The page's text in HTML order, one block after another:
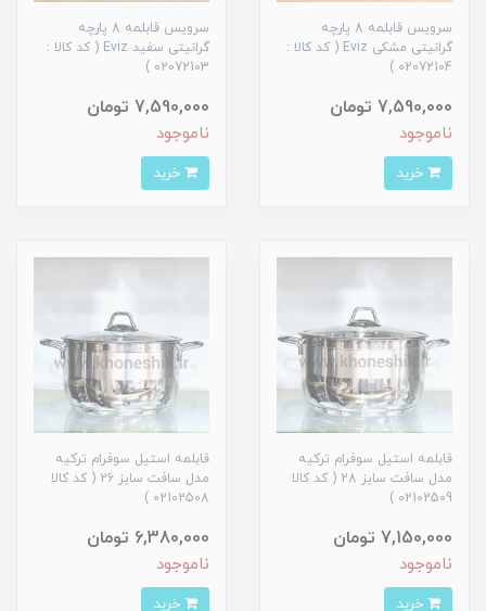
سرویس قابلمه 8 پارچه
گرانیتی مشکی Eviz ( کد کالا :
02072104 )
7,590,000 تومان
ناموجود
سرویس قابلمه 8 پارچه
گرانیتی سفید Eviz ( کد کالا :
02072103 )
7,590,000 تومان
ناموجود
قابلمه استیل سوفرام ترکیه
مدل سافت سایز 28 ( کد کالا
02102509 )
7,150,000 تومان
ناموجود
قابلمه استیل سوفرام ترکیه
مدل سافت سایز 26 ( کد کالا
02102508 )
6,380,000 تومان
ناموجود